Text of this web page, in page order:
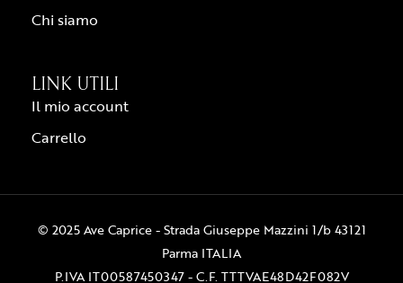
Chi siamo
LINK UTILI
Il mio account
Carrello
© 2025 Ave Caprice - Strada Giuseppe Mazzini 1/b 43121
Parma ITALIA
P.IVA IT00587450347 - C.F. TTTVAE48D42F082V